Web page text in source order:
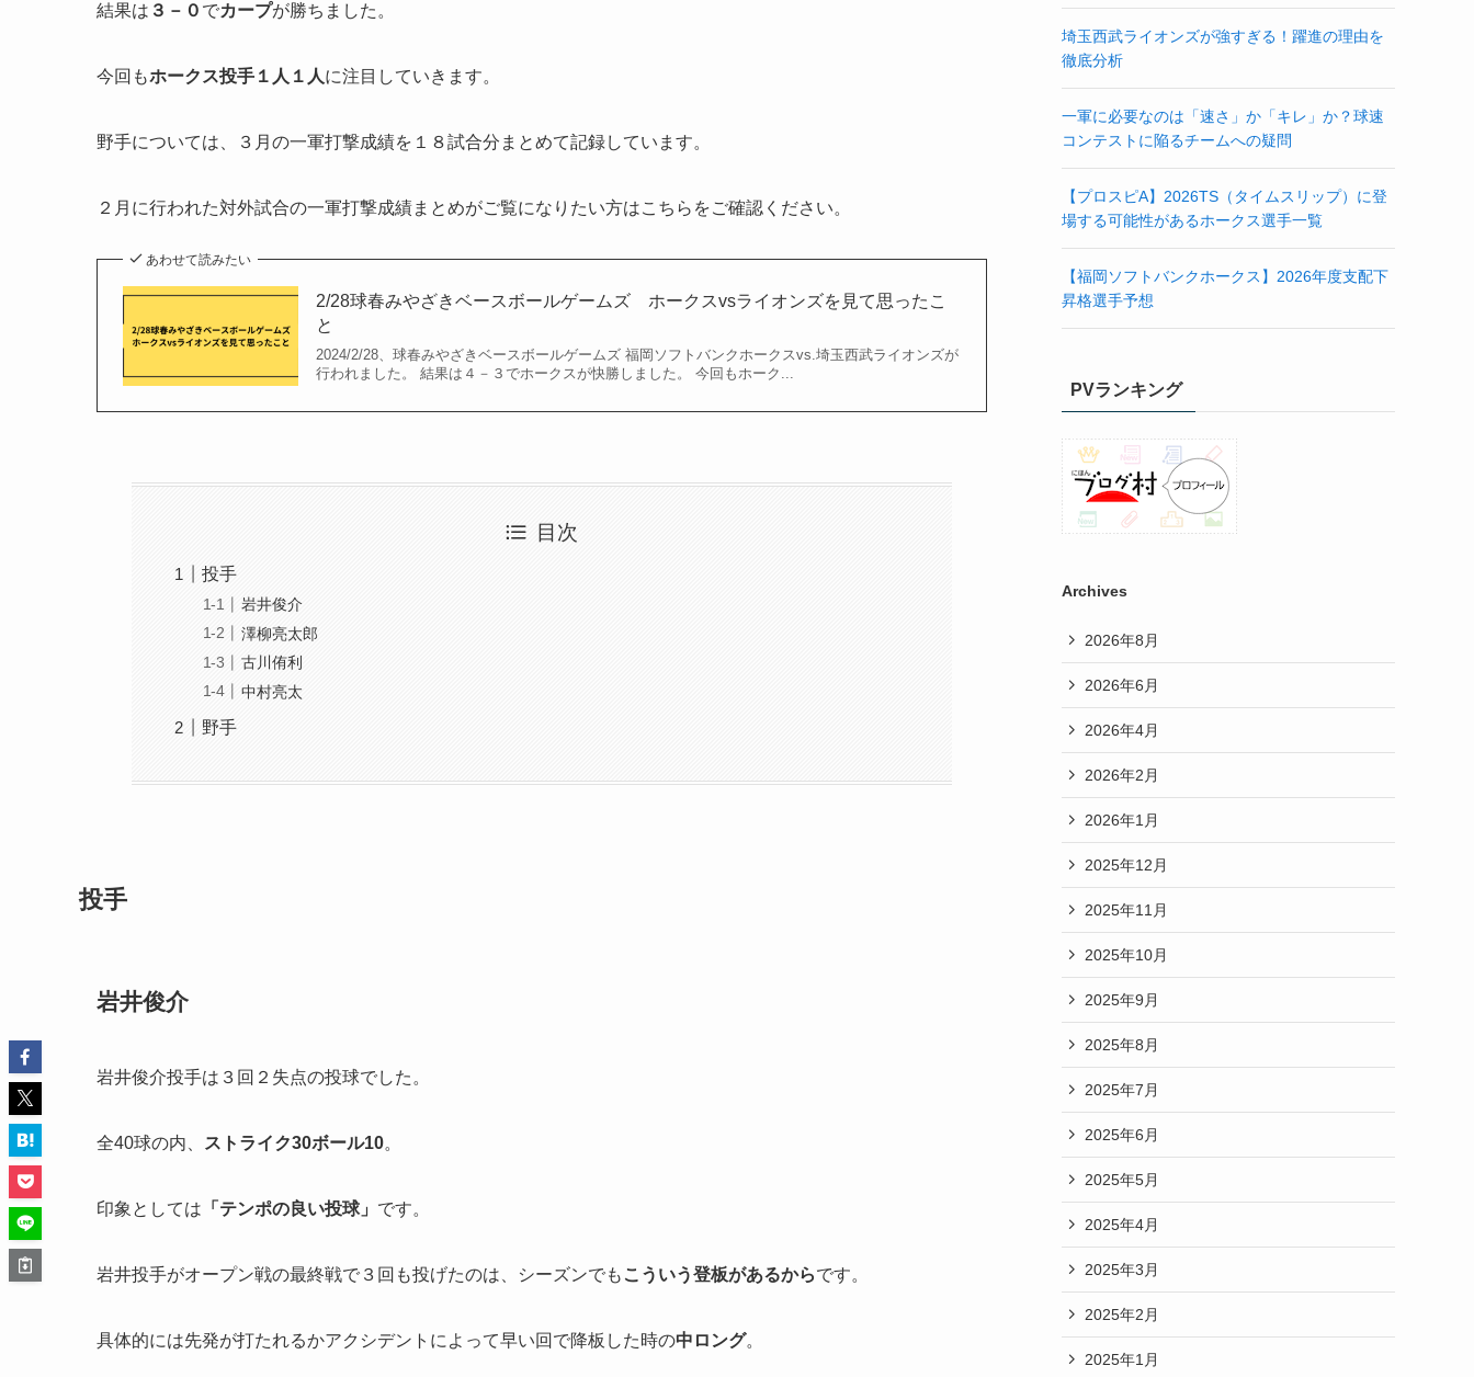
結果は ３－０ でカープが勝ちました。
今回もホークス投手１人１人に注目していきます。
野手については、３月の一軍打撃成績を１８試合分まとめて記録しています。
２月に行われた対外試合の一軍打撃成績まとめがご覧になりたい方はこちらをご確認ください。
あわせて読みたい
2/28球春みやざきベースボールゲームズ ホークスvsライオンズを見て思ったこ
と
2024/2/28、球春みやざきベースボールゲームズ 福岡ソフトバンクホークスvs.埼玉西武ライオンズが
行われました。 結果は４－３でホークスが快勝しました。 今回もホーク...
目次
投手
岩井俊介
澤柳亮太郎
古川侑利
中村亮太
野手
投手
岩井俊介
岩井俊介投手は３回２失点の投球でした。
全40球の内、 ストライク30ボール10。
印象としては 「テンポの良い投球」 です。
岩井投手がオープン戦の最終戦で３回も投げたのは、シーズンでも こういう登板があるからです。
具体的には先発が打たれるかアクシデントによって早い回で降板した時の中ロング。
埼玉西武ライオンズが強すぎる！躍進の理由を
徹底分析
一軍に必要なのは「速さ」か「キレ」か？球速
コンテストに陥るチームへの疑問
【プロスピA】2026TS（タイムスリップ）に登
場する可能性があるホークス選手一覧
【福岡ソフトバンクホークス】2026年度支配下
昇格選手予想
PVランキング
Archives
2026年8月
2026年6月
2026年4月
2026年2月
2026年1月
2025年12月
2025年11月
2025年10月
2025年9月
2025年8月
2025年7月
2025年6月
2025年5月
2025年4月
2025年3月
2025年2月
2025年1月